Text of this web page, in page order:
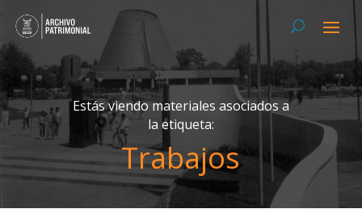
Estás viendo materiales asociados a
la etiqueta:
Trabajos